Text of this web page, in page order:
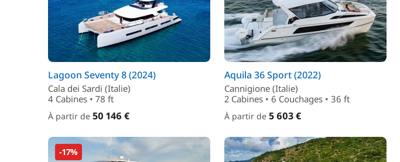
Lagoon Seventy 8 (2024)
Cala dei Sardi (Italie)
4 Cabines • 78 ft
À partir de 50 146 €
Aquila 36 Sport (2022)
Cannigione (Italie)
2 Cabines • 6 Couchages • 36 ft
À partir de 5 603 €
-17%